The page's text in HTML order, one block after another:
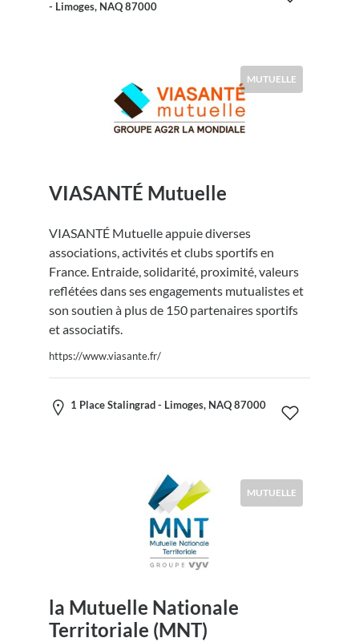
- Limoges, NAQ 87000
MUTUELLE
VIASANTÉ Mutuelle
VIASANTÉ Mutuelle appuie diverses
associations, activités et clubs sportifs en
France. Entraide, solidarité, proximité, valeurs
reflétées dans ses engagements mutualistes et
son soutien à plus de 150 partenaires sportifs
et associatifs.
https://www.viasante.fr/
1 Place Stalingrad - Limoges, NAQ 87000
MUTUELLE
la Mutuelle Nationale
Territoriale (MNT)